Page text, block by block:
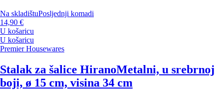
Na skladištuPosljednji komadi
14,90 €
U košaricu
U košaricu
Premier Housewares
Stalak za šalice HiranoMetalni, u srebrnoj
boji, ø 15 cm, visina 34 cm